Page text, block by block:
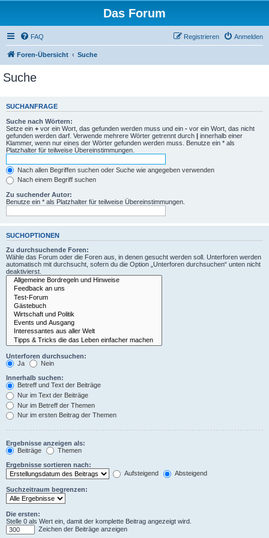
Das Forum
FAQ Anmelden
Registrieren
Foren-Übersicht Suche
Suche
SUCHANFRAGE
Suche nach Wörtern:
Setze ein + vor ein Wort, das gefunden werden muss und ein - vor ein Wort, das nicht
gefunden werden darf. Verwende mehrere Wörter getrennt durch | innerhalb einer
Klammer, wenn nur eines der Wörter gefunden werden muss. Benutze ein * als
Platzhalter für teilweise Übereinstimmungen.
Nach allen Begriffen suchen oder Suche wie angegeben verwenden
Nach einem Begriff suchen
Zu suchender Autor:
Benutze ein * als Platzhalter für teilweise Übereinstimmungen.
SUCHOPTIONEN
Zu durchsuchende Foren:
Wähle das Forum oder die Foren aus, in denen gesucht werden soll. Unterforen werden
automatisch mit durchsucht, sofern du die Option „Unterforen durchsuchen“ unten nicht
deaktivierst.
Unterforen durchsuchen:
Ja
Nein
Innerhalb suchen:
Betreff und Text der Beiträge
Nur im Text der Beiträge
Nur im Betreff der Themen
Nur im ersten Beitrag der Themen
Ergebnisse anzeigen als:
Beiträge
Themen
Ergebnisse sortieren nach:
Aufsteigend
Absteigend
Suchzeitraum begrenzen:
Die ersten:
Stelle 0 als Wert ein, damit der komplette Beitrag angezeigt wird.
Zeichen der Beiträge anzeigen